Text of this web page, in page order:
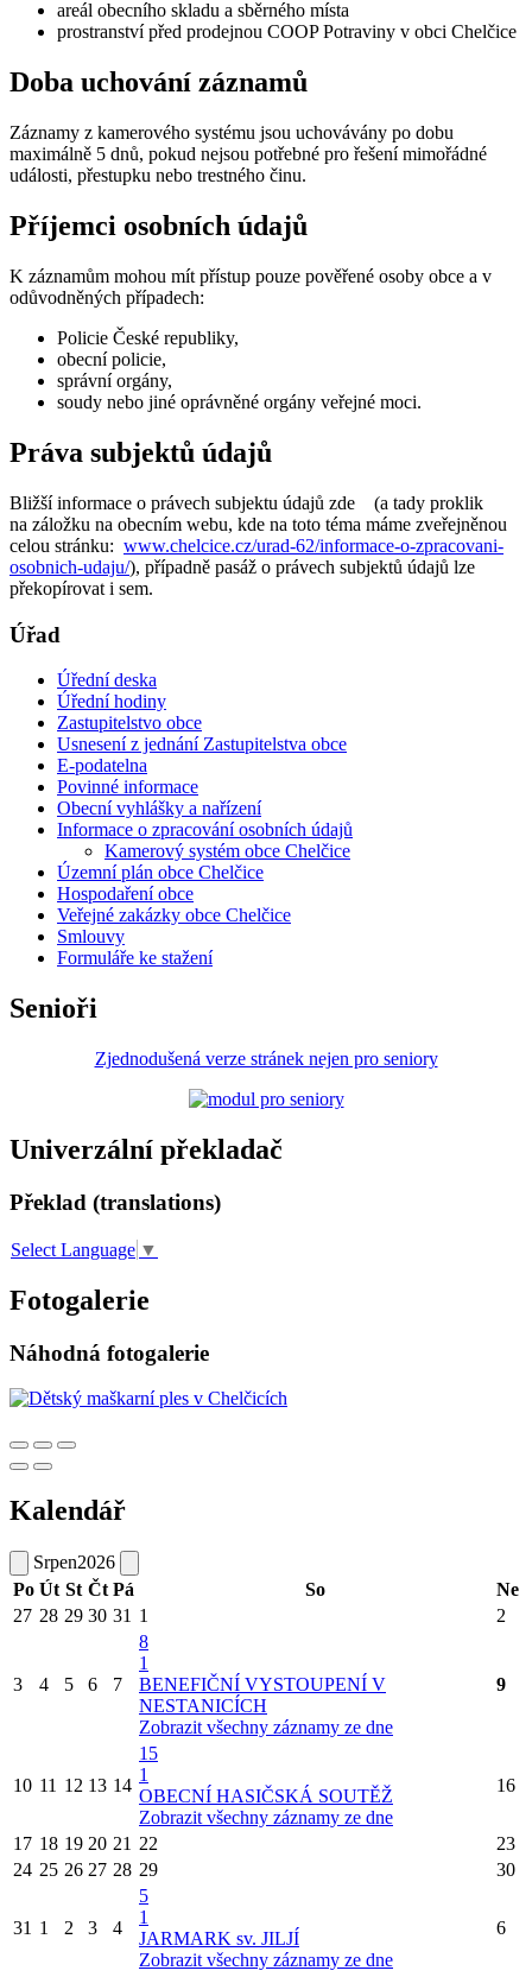
areál obecního skladu a sběrného místa
prostranství před prodejnou COOP Potraviny v obci Chelčice
Doba uchování záznamů
Záznamy z kamerového systému jsou uchovávány po dobu
maximálně 5 dnů, pokud nejsou potřebné pro řešení mimořádné
události, přestupku nebo trestného činu.
Příjemci osobních údajů
K záznamům mohou mít přístup pouze pověřené osoby obce a v
odůvodněných případech:
Policie České republiky,
obecní policie,
správní orgány,
soudy nebo jiné oprávněné orgány veřejné moci.
Práva subjektů údajů
Bližší informace o právech subjektu údajů zde (a tady proklik
na záložku na obecním webu, kde na toto téma máme zveřejněnou
celou stránku: www.chelcice.cz/urad-62/informace-o-zpracovani-
osobnich-udaju/), případně pasáž o právech subjektů údajů lze
překopírovat i sem.
Úřad
Úřední deska
Úřední hodiny
Zastupitelstvo obce
Usnesení z jednání Zastupitelstva obce
E-podatelna
Povinné informace
Obecní vyhlášky a nařízení
Informace o zpracování osobních údajů
Kamerový systém obce Chelčice
Územní plán obce Chelčice
Hospodaření obce
Veřejné zakázky obce Chelčice
Smlouvy
Formuláře ke stažení
Senioři
Zjednodušená verze stránek nejen pro seniory
Univerzální překladač
Překlad (translations)
Select Language ▼
Fotogalerie
Náhodná fotogalerie
Kalendář
Srpen2026
Po Út St Čt Pá So
Ne
27 28 29 30 31 1 2
3 4 5 6 7
8
1
BENEFIČNÍ VYSTOUPENÍ V
NESTANICÍCH
Zobrazit všechny záznamy ze dne
9
10 11 12 13 14
15
1
OBECNÍ HASIČSKÁ SOUTĚŽ
Zobrazit všechny záznamy ze dne
16
17 18 19 20 21 22
23
24 25 26 27 28 29 30
31 1 2 3 4
5
1
JARMARK sv. JILJÍ
Zobrazit všechny záznamy ze dne
6